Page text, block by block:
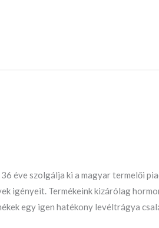
éve szolgálja ki a magyar termelői
igényeit. Termékeink kizárólag
egy igen hatékony levéltrágya